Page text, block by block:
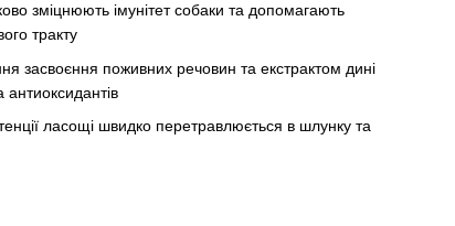
зміцнюють імунітет собаки та допомагають
тракту
засвоєння поживних речовин та екстрактом дині
ласощі швидко перетравлюється в шлунку та